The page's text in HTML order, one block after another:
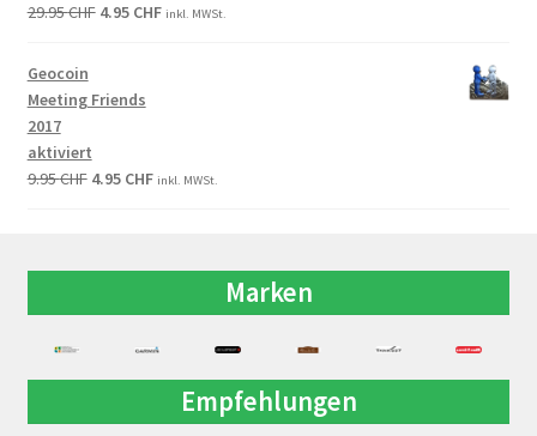
29.95CHF 4.95 CHF inkl. MWSt.
Geocoin
Meeting Friends
2017
aktiviert
9.95CHF 4.95 CHF inkl. MWSt.
Marken
Empfehlungen